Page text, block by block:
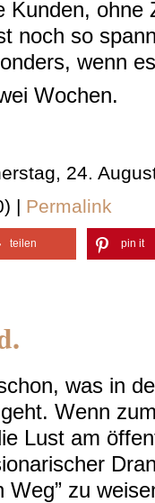
Kunden, ohne
noch so
wenn
Wochen.
24.
| Permalink
teilen pin it
was in
Wenn
Lust am
Weg” zu